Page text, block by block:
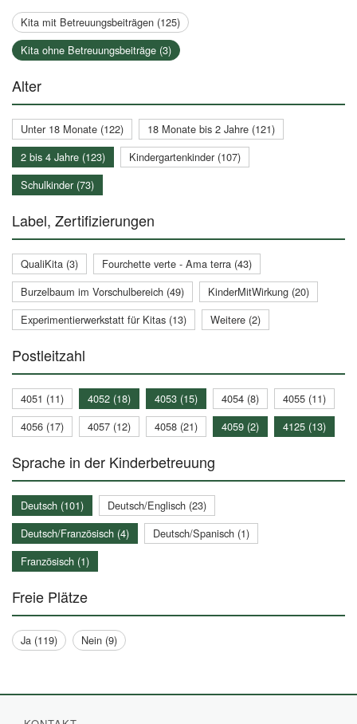
Kita mit Betreuungsbeiträgen (125)
Kita ohne Betreuungsbeiträge (3)
Alter
Unter 18 Monate (122)
18 Monate bis 2 Jahre (121)
2 bis 4 Jahre (123)
Kindergartenkinder (107)
Schulkinder (73)
Label, Zertifizierungen
QualiKita (3)
Fourchette verte - Ama terra (43)
Burzelbaum im Vorschulbereich (49)
KinderMitWirkung (20)
Experimentierwerkstatt für Kitas (13)
Weitere (2)
Postleitzahl
4051 (11) 4052 (18) 4053 (15) 4054 (8)
4055 (11)
4056 (17)
4057 (12) 4058 (21) 4059 (2) 4125 (13)
Sprache in der Kinderbetreuung
Deutsch (101)
Deutsch/Englisch (23)
Deutsch/Französisch (4)
Deutsch/Spanisch (1)
Französisch (1)
Freie Plätze
Ja (119) Nein (9)